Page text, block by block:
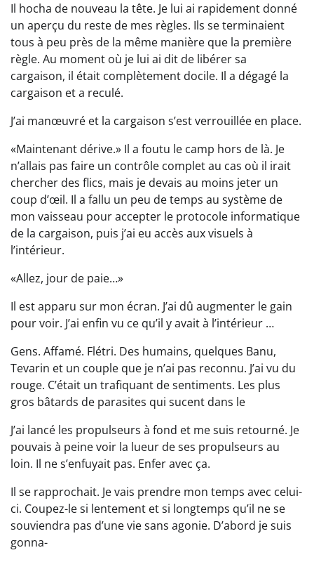
Il hocha de nouveau la tête. Je lui ai rapidement donné
un aperçu du reste de mes règles. Ils se terminaient
tous à peu près de la même manière que la première
règle. Au moment où je lui ai dit de libérer sa
cargaison, il était complètement docile. Il a dégagé la
cargaison et a reculé.
J’ai manœuvré et la cargaison s’est verrouillée en place.
«Maintenant dérive.» Il a foutu le camp hors de là. Je
n’allais pas faire un contrôle complet au cas où il irait
chercher des flics, mais je devais au moins jeter un
coup d’œil. Il a fallu un peu de temps au système de
mon vaisseau pour accepter le protocole informatique
de la cargaison, puis j’ai eu accès aux visuels à
l’intérieur.
«Allez, jour de paie…»
Il est apparu sur mon écran. J’ai dû augmenter le gain
pour voir. J’ai enfin vu ce qu’il y avait à l’intérieur …
Gens. Affamé. Flétri. Des humains, quelques Banu,
Tevarin et un couple que je n’ai pas reconnu. J’ai vu du
rouge. C’était un trafiquant de sentiments. Les plus
gros bâtards de parasites qui sucent dans le
J’ai lancé les propulseurs à fond et me suis retourné. Je
pouvais à peine voir la lueur de ses propulseurs au
loin. Il ne s’enfuyait pas. Enfer avec ça.
Il se rapprochait. Je vais prendre mon temps avec celui-
ci. Coupez-le si lentement et si longtemps qu’il ne se
souviendra pas d’une vie sans agonie. D’abord je suis
gonna-